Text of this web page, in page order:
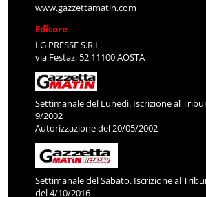
www.gazzettamatin.com
Editore
LG PRESSE S.R.L.
via Festaz, 52 11100 AOSTA
Settimanale del Lunedì. Iscrizione al
9/2002
Autorizzazione del 20/05/2002
Settimanale del Sabato. Iscrizione al
del 4/10/2016